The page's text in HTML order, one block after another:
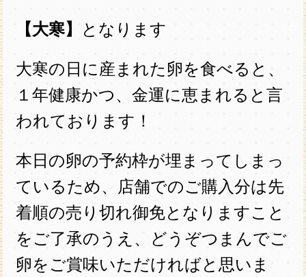
【大寒】 となります
大寒の日に産まれた卵を食べると、
１年健康かつ、金運に恵まれると言
われております！
本日の卵の予約枠が埋まってしまっ
ているため、店舗でのご購入分は先
着順の売り切れ御免となりますこと
をご了承のうえ、どうぞつまんでご
卵をご賞味いただければと思いま